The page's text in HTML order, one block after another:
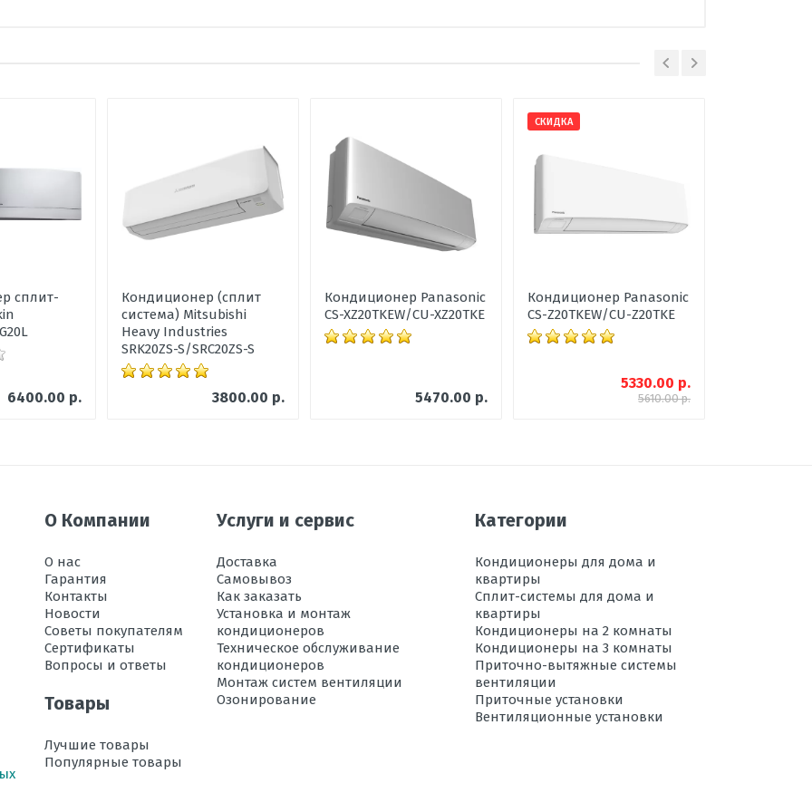
Чёрный
Дезодорирующий
А+++
В х Ш х Г
воздуха
15
в режиме обогрева, °C
-15 до +18
кВт
по 5 бальной шкале
сплит-
6400.00 р.
Кондиционер (сплит
система) Mitsubishi
Heavy Industries
SRK20ZS-S/SRC20ZS-S
3800.00 р.
Кондиционер Panasonic
CS-XZ20TKEW/CU-XZ20TKE
5470.00 р.
СКИДКА
Кондиционер Panasonic
CS-Z20TKEW/CU-Z20TKE
5330.00 р.
5610.00 р.
О Компании
О нас
Гарантия
Контакты
Новости
Советы покупателям
Сертификаты
Вопросы и ответы
Товары
Лучшие товары
Популярные товары
Услуги и сервис
Доставка
Самовывоз
Как заказать
Установка и монтаж
кондиционеров
Техническое обслуживание
кондиционеров
Монтаж систем вентиляции
Озонирование
Категории
Кондиционеры для дома и
квартиры
Сплит-системы для дома и
квартиры
Кондиционеры на 2 комнаты
Кондиционеры на 3 комнаты
Приточно-вытяжные системы
вентиляции
Приточные установки
Вентиляционные установки